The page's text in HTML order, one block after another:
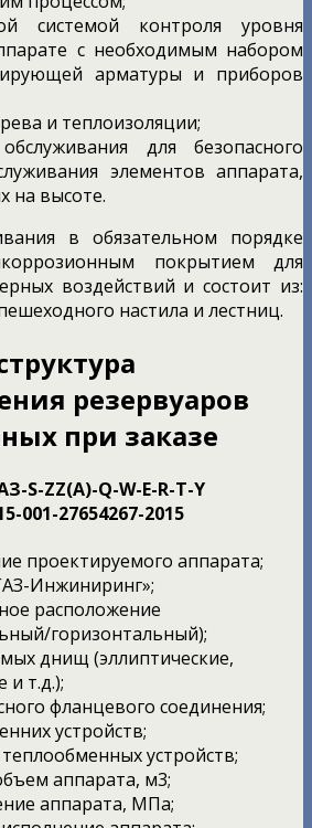
системой контроля уровня
с необходимым набором
арматуры и приборов
и теплоизоляции;
для безопасного
элементов аппарата,
на высоте.
в обязательном порядке
покрытием для
воздействий и состоит из:
настила и лестниц.
резервуаров
при заказе
S-ZZ(A)-Q-W-E-R-T-Y
001-27654267-2015
проектируемого аппарата;
Инжиниринг»;
расположение
горизонтальный);
днищ (эллиптические,
и т.д.);
фланцевого соединения;
устройств;
устройств;
аппарата, м3;
аппарата, МПа;